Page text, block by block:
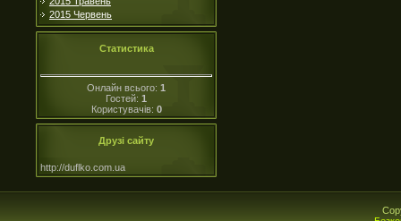
2015 Червень
Статистика
Онлайн всього: 1
Гостей: 1
Користувачів: 0
Друзі сайту
http://duflko.com.ua